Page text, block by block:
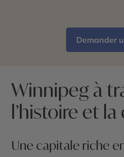
Demander
Winnipeg à
l’histoire et
Une capitale riche